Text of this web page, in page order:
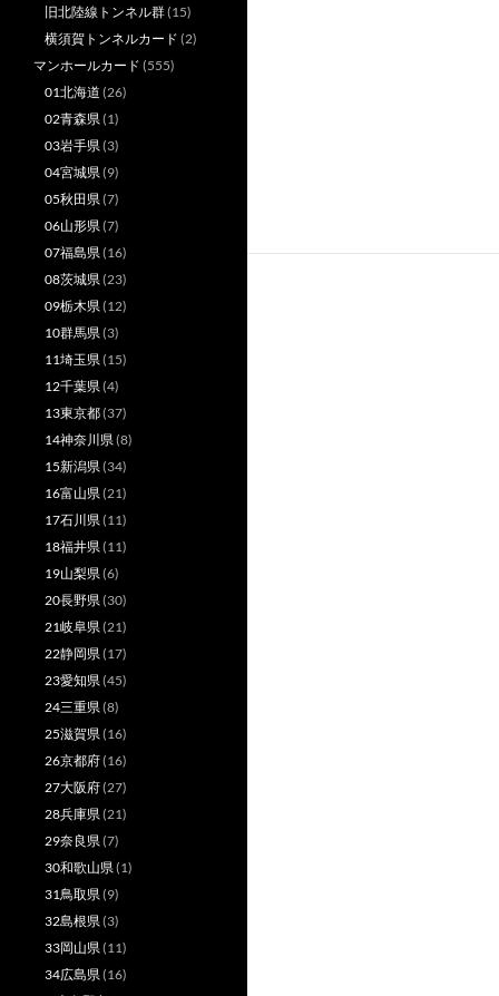
旧北陸線トンネル群(15)
横須賀トンネルカード (2)
マンホールカード (555)
01北海道 (26)
02青森県(1)
03岩手県(3)
04宮城県(9)
05秋田県(7)
06山形県(7)
07福島県(16)
08茨城県(23)
09栃木県(12)
10群馬県(3)
11埼玉県(15)
12千葉県(4)
13東京都(37)
14神奈川県(8)
15新潟県(34)
16富山県(21)
17石川県(11)
18福井県(11)
19山梨県(6)
20長野県(30)
21岐阜県(21)
22静岡県(17)
23愛知県(45)
24三重県(8)
25滋賀県(16)
26京都府(16)
27大阪府(27)
28兵庫県(21)
29奈良県(7)
30和歌山県(1)
31鳥取県(9)
32島根県(3)
33岡山県(11)
34広島県(16)